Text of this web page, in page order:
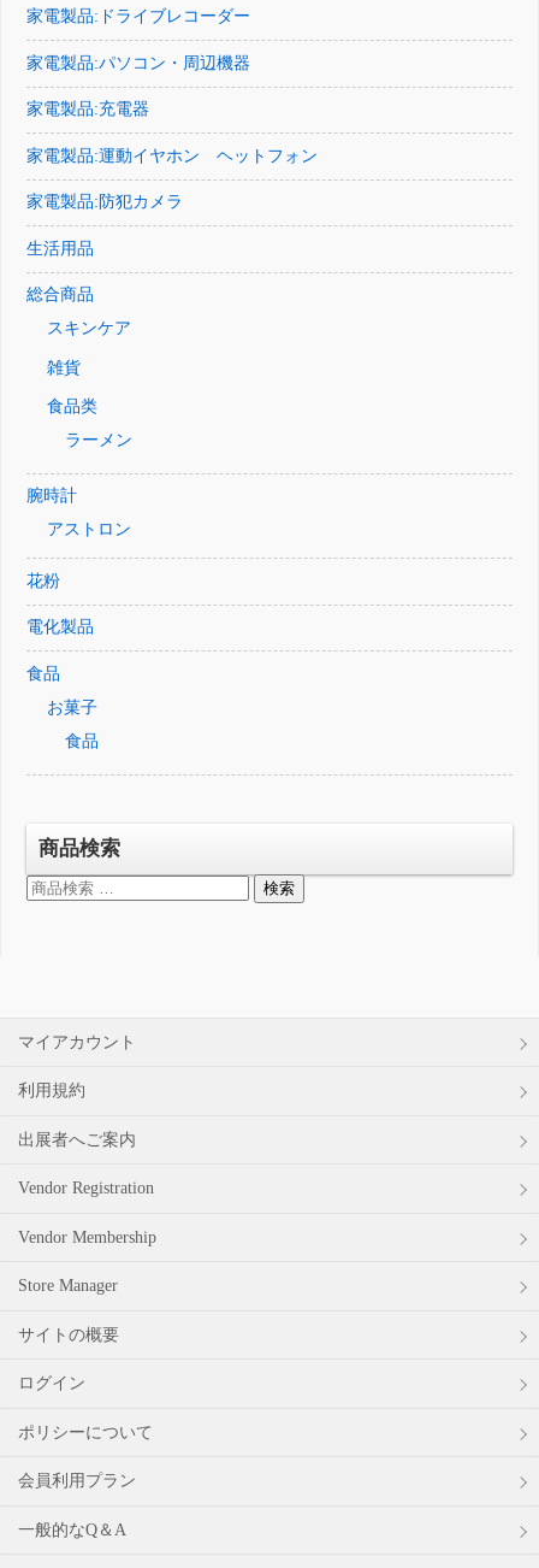
家電製品:ドライブレコーダー
家電製品:パソコン・周辺機器
家電製品:充電器
家電製品:運動イヤホン ヘットフォン
家電製品:防犯カメラ
生活用品
総合商品
スキンケア
雑貨
食品类
ラーメン
腕時計
アストロン
花粉
電化製品
食品
お菓子
食品
商品検索
検
検索
マイアカウント
利用規約
出展者へご案内
Vendor Registration
Vendor Membership
Store Manager
サイトの概要
ログイン
ポリシーについて
会員利用プラン
一般的なQ＆A